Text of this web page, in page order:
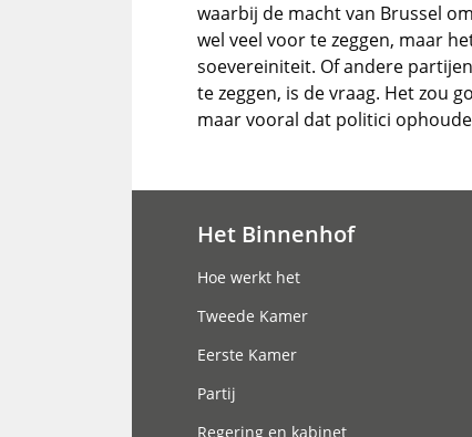
waarbij de macht van Brussel
wel veel voor te zeggen, maar
soevereiniteit. Of andere
te zeggen, is de vraag. Het zou
maar vooral dat politici
Het Binnenhof
Hoe werkt het
Tweede Kamer
Eerste Kamer
Partij
Regering en kabinet